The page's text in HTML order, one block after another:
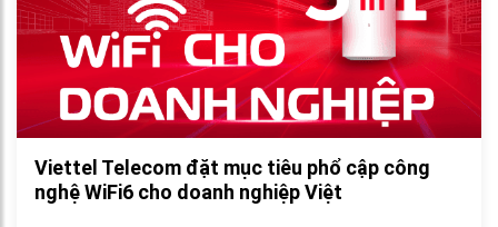
Viettel Telecom đặt mục tiêu phổ cập công
nghệ WiFi6 cho doanh nghiệp Việt